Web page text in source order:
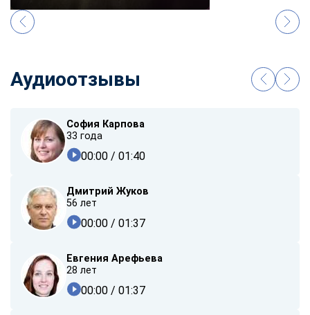
Аудиоотзывы
София Карпова
33 года
00:00 / 01:40
Дмитрий Жуков
56 лет
00:00 / 01:37
Евгения Арефьева
28 лет
00:00 / 01:37